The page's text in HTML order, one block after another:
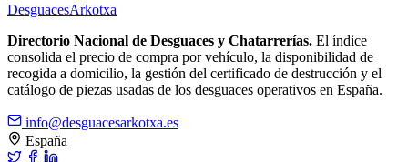
DesguacesArkotxa
Directorio Nacional de Desguaces y Chatarrerías. El índice
consolida el precio de compra por vehículo, la disponibilidad de
recogida a domicilio, la gestión del certificado de destrucción y el
catálogo de piezas usadas de los desguaces operativos en España.
info@desguacesarkotxa.es
España